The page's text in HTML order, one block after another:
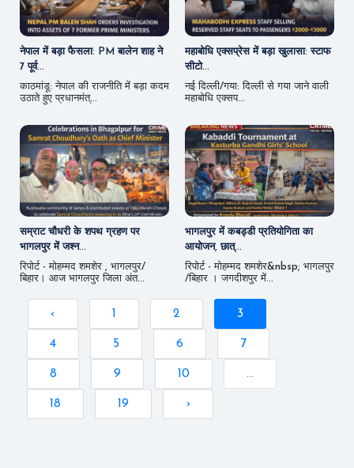
नेपाल में बड़ा फैसला: PM बालेन शाह ने
7 पूर्व...
काठमांडू: नेपाल की राजनीति में बड़ा कदम
उठाते हुए प्रधानमंत्...
महाबोधि एक्सप्रेस में बड़ा खुलासा: स्टाफ
सीटो...
नई दिल्ली/गया: दिल्ली से गया जाने वाली
महाबोधि एक्सप...
सम्राट चौधरी के शपथ ग्रहण पर
भागलपुर में जश्न...
रिपोर्ट - मोहम्मद शमशेर , भागलपुर/
बिहार। आज भागलपुर जिला अंत...
भागलपुर में कबड्डी प्रतियोगिता का
आयोजन, छात्...
रिपोर्ट - मोहम्मद शमशेर&nbsp; भागलपुर
/बिहार । जगदीशपुर में...
‹ 1 2 3
4 5 6 7
8 9 10 ...
18 19 ›